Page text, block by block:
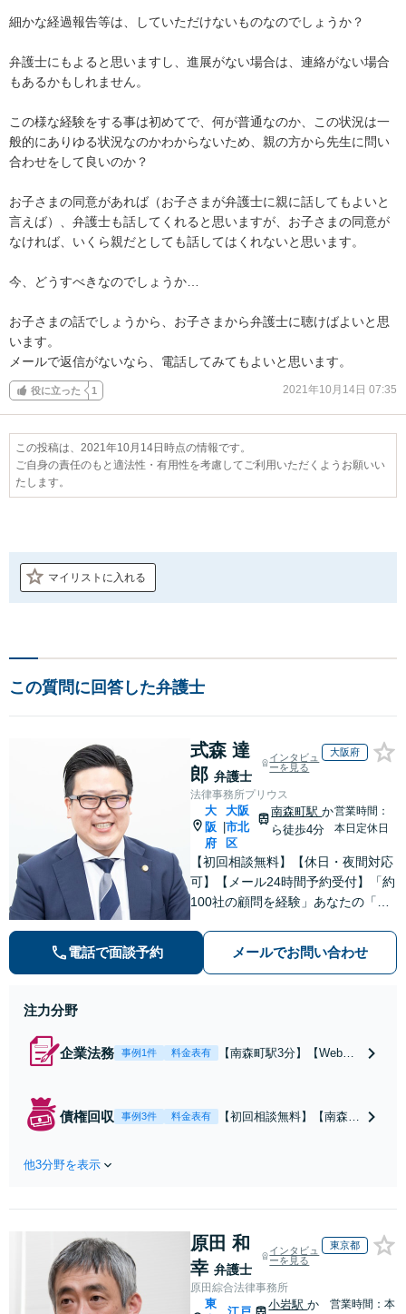
細かな経過報告等は、していただけないものなのでしょうか？
弁護士にもよると思いますし、進展がない場合は、連絡がない場合
もあるかもしれません。
この様な経験をする事は初めてで、何が普通なのか、この状況は一
般的にありゆる状況なのかわからないため、親の方から先生に問い
合わせをして良いのか？
お子さまの同意があれば（お子さまが弁護士に親に話してもよいと
言えば）、弁護士も話してくれると思いますが、お子さまの同意が
なければ、いくら親だとしても話してはくれないと思います。
今、どうすべきなのでしょうか…
お子さまの話でしょうから、お子さまから弁護士に聴けばよいと思
います。
メールで返信がないなら、電話してみてもよいと思います。
役に立った 1 2021年10月14日 07:35
この投稿は、2021年10月14日時点の情報です。
ご自身の責任のもと適法性・有用性を考慮してご利用いただくようお願いい
たします。
マイリストに入れる
この質問に回答した弁護士
式森 達
郎 弁護士
インタビュ
ーを見る
大阪府
法律事務所プリウス
大
阪
府
|
大阪
市北
区
南森町駅か
ら徒歩4分
営業時間：
本日定休日
【初回相談無料】【休日・夜間対応
可】【メール24時間予約受付】「約
100社の顧問を経験」あなたの「あ
める方の力になるため、幅広い知識
でご依頼者を全力でサポートしま
電話で面談予約 メールでお問い合わせ
注力分野
企業法務 事例1件 料金表有
【南森町駅3分】【Web面
だけでなく、問題を発生さ
債権回収 事例3件 料金表有
【初回相談無料】【南森町
な業界での回収実績があり
法書士、社会保険労務士な
ど信頼できる士業と連携
【休日・夜間相談可】
他3分野を表示
原田 和
幸 弁護士
インタビュ
ーを見る
東京都
原田綜合法律事務所
東
江戸
小岩駅か 営業時間：本